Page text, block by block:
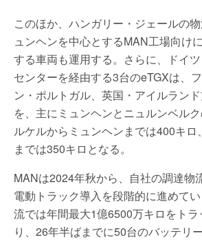
このほか、ハンガリー・ジェールの
ュンヘンを中心とするMAN工場向け
する車両も運用する。さらに、ドイ
センターを経由する3台のeTGXは、
ン・ポルトガル、英国・アイルラン
を、主にミュンヘンとニュルンベル
ルケルからミュンヘンまでは400キロ
までは350キロとなる。
MANは2024年秋から、自社の調達物
電動トラック導入を段階的に進めて
流では年間最大1億6500万キロをト
り、26年半ばまでに50台のバッテリ